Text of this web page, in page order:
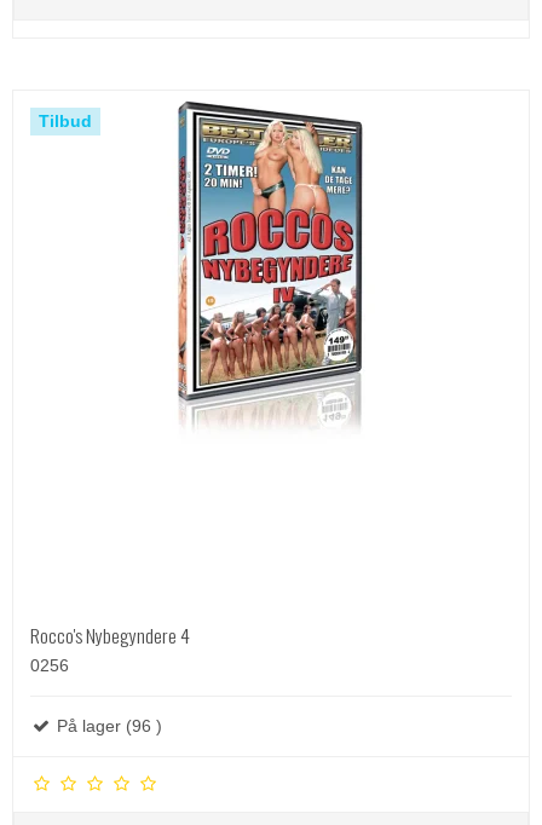
Tilbud
Rocco's Nybegyndere 4
0256
På lager (96 )